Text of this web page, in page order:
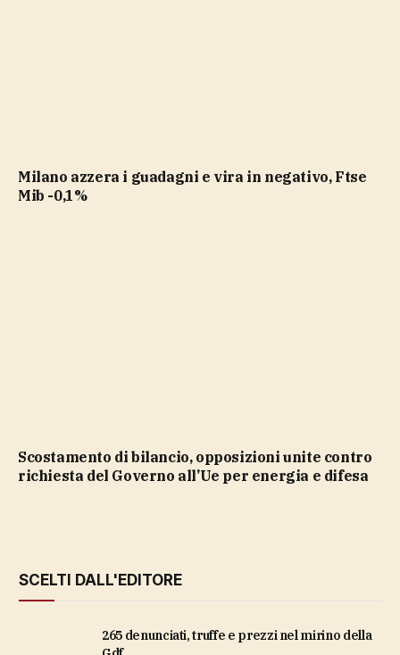
Milano azzera i guadagni e vira in negativo, Ftse
Mib -0,1%
Scostamento di bilancio, opposizioni unite contro
richiesta del Governo all’Ue per energia e difesa
SCELTI DALL'EDITORE
265 denunciati, truffe e prezzi nel mirino della